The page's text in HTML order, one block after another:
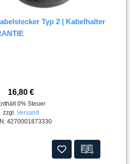
Typ 2 | Kabelhalter
16,80 €
0% Steuer
zzgl. Versand
4270001873330